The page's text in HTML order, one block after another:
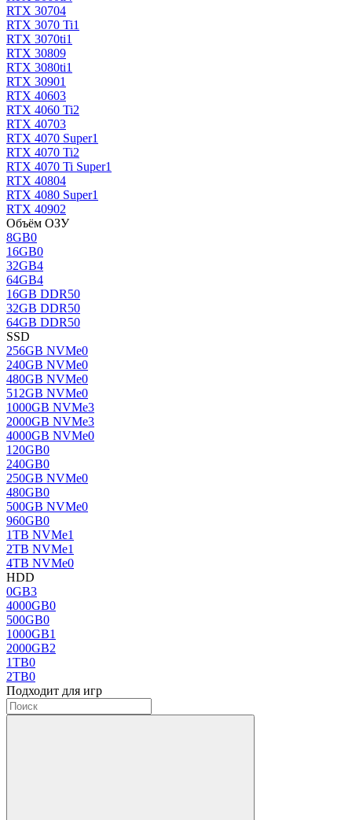
RTX 30704
RTX 3070 Ti1
RTX 3070ti1
RTX 30809
RTX 3080ti1
RTX 30901
RTX 40603
RTX 4060 Ti2
RTX 40703
RTX 4070 Super1
RTX 4070 Ti2
RTX 4070 Ti Super1
RTX 40804
RTX 4080 Super1
RTX 40902
Объём ОЗУ
8GB0
16GB0
32GB4
64GB4
16GB DDR50
32GB DDR50
64GB DDR50
SSD
256GB NVMe0
240GB NVMe0
480GB NVMe0
512GB NVMe0
1000GB NVMe3
2000GB NVMe3
4000GB NVMe0
120GB0
240GB0
250GB NVMe0
480GB0
500GB NVMe0
960GB0
1TB NVMe1
2TB NVMe1
4TB NVMe0
HDD
0GB3
4000GB0
500GB0
1000GB1
2000GB2
1TB0
2TB0
Подходит для игр